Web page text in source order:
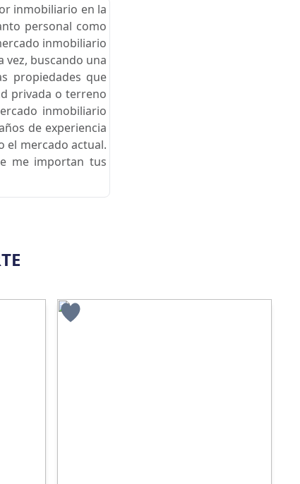
inmobiliario en la
personal como
inmobiliario
vez, buscando una
propiedades que
privada o terreno
inmobiliario
de experiencia
el mercado actual.
me importan tus